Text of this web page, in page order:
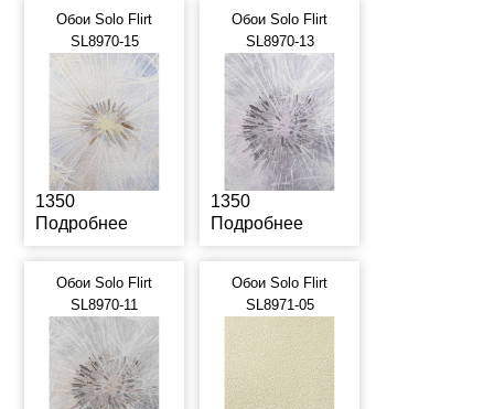
Обои Solo Flirt
SL8970-15
1350
Подробнее
Обои Solo Flirt
SL8970-13
1350
Подробнее
Обои Solo Flirt
SL8970-11
Обои Solo Flirt
SL8971-05